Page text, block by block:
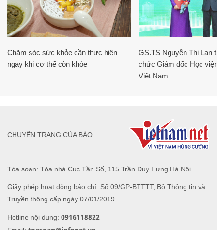
Chăm sóc sức khỏe cần thực hiện
ngay khi cơ thể còn khỏe
GS.TS Nguyễn Thị Lan
chức Giám đốc Học
Việt Nam
Tòa soạn: Tòa nhà Cục Tần Số, 115 Trần Duy Hưng Hà Nội
Giấy phép hoạt động báo chí: Số 09/GP-BTTTT, Bộ Thông tin và
Truyền thông cấp ngày 07/01/2019.
Hotline nội dung: 0916118822
CHUYÊN TRANG CỦA BÁO